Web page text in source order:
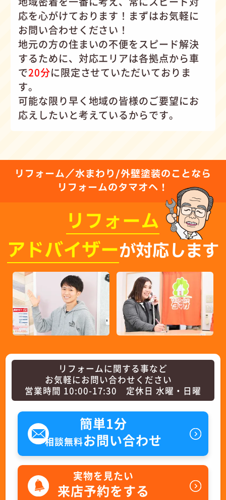
応を心がけております！まずはお気軽に
お問い合わせください！
地元の方の住まいの不便をスピード解決
するために、対応エリアは各拠点から車
で20分に限定させていただいておりま
す。
可能な限り早く地域の皆様のご要望にお
応えしたいと考えているからです。
リフォーム／水まわり/外壁塗装のことなら
リフォームのタマオへ！
リフォーム
アドバイザーが対応します
リフォームに関する事など
お気軽にお問い合わせください
営業時間 10:00-17:30 定休日 水曜・日曜
簡単1分
相談無料お問い合わせ
実物を見たい
来店予約をする